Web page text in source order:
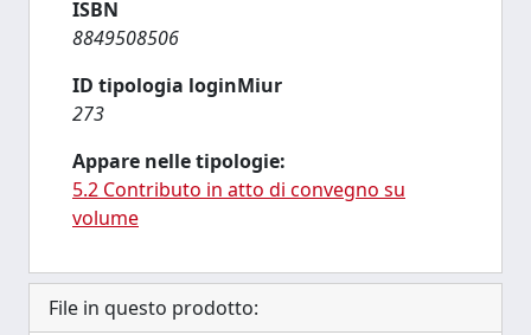
ISBN
8849508506
ID tipologia loginMiur
273
Appare nelle tipologie:
5.2 Contributo in atto di convegno su
volume
File in questo prodotto: